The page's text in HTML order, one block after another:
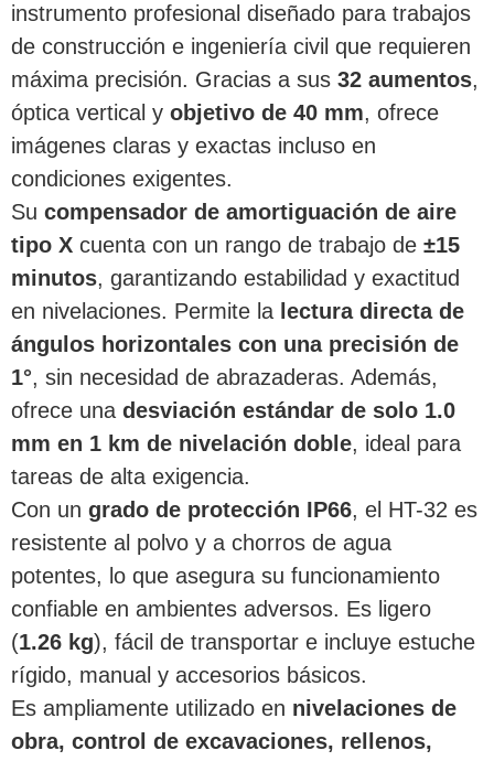
instrumento profesional diseñado para trabajos
de construcción e ingeniería civil que requieren
máxima precisión. Gracias a sus 32 aumentos,
óptica vertical y objetivo de 40 mm, ofrece
imágenes claras y exactas incluso en
condiciones exigentes.
Su compensador de amortiguación de aire
tipo X cuenta con un rango de trabajo de ±15
minutos, garantizando estabilidad y exactitud
en nivelaciones. Permite la lectura directa de
ángulos horizontales con una precisión de
1°, sin necesidad de abrazaderas. Además,
ofrece una desviación estándar de solo 1.0
mm en 1 km de nivelación doble, ideal para
tareas de alta exigencia.
Con un grado de protección IP66, el HT-32 es
resistente al polvo y a chorros de agua
potentes, lo que asegura su funcionamiento
confiable en ambientes adversos. Es ligero
(1.26 kg), fácil de transportar e incluye estuche
rígido, manual y accesorios básicos.
Es ampliamente utilizado en nivelaciones de
obra, control de excavaciones, rellenos,